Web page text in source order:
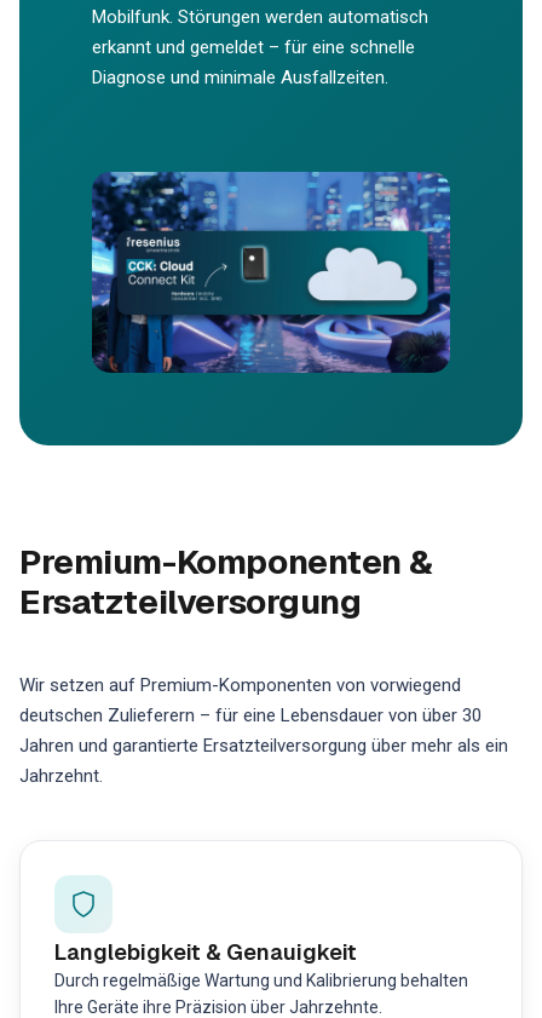
Mobilfunk. Störungen werden automatisch
erkannt und gemeldet – für eine schnelle
Diagnose und minimale Ausfallzeiten.
Premium-Komponenten &
Ersatzteilversorgung
Wir setzen auf Premium-Komponenten von vorwiegend
deutschen Zulieferern – für eine Lebensdauer von über 30
Jahren und garantierte Ersatzteilversorgung über mehr als ein
Jahrzehnt.
Langlebigkeit & Genauigkeit
Durch regelmäßige Wartung und Kalibrierung behalten
Ihre Geräte ihre Präzision über Jahrzehnte.